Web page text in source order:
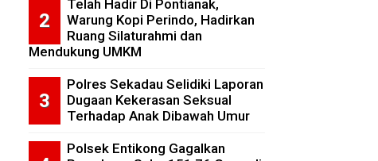
Telah Hadir Di Pontianak,
Warung Kopi Perindo, Hadirkan
Ruang Silaturahmi dan
Mendukung UMKM
Polres Sekadau Selidiki Laporan
Dugaan Kekerasan Seksual
Terhadap Anak Dibawah Umur
Polsek Entikong Gagalkan